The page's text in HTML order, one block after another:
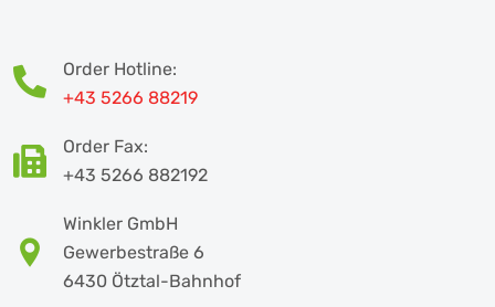
Order Hotline:
+43 5266 88219
Order Fax:
+43 5266 882192
Winkler GmbH
Gewerbestraße 6
6430 Ötztal-Bahnhof